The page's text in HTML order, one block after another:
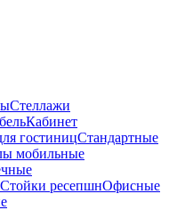
Стеллажи
Кабинет
гостиницСтандартные
мобильные
Стойки ресепшнОфисные